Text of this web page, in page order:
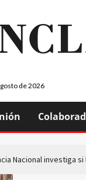
de 2026
Nacional investiga